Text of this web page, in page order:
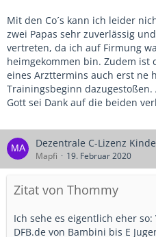
Mit den Co´s kann ich leider
zwei Papas sehr zuverlässig
vertreten, da ich auf Firmung
heimgekommen bin. Zudem
eines Arzttermins auch erst ne
Trainingsbeginn
Gott sei Dank auf die beiden
Dezentrale C-Lizenz
Mapfi 19. Februar 2020
Zitat von Thommy
Ich sehe es eigentlich eher
DFB.de von Bambini bis E